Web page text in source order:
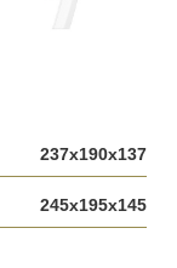
237х190х137
245х195х145